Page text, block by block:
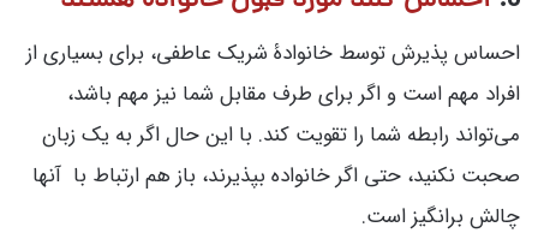
احساس پذیرش توسط خانوادۀ شریک عاطفی، برای بسیاری از
افراد مهم است و اگر برای طرف مقابل شما نیز مهم باشد،
می‌تواند رابطه شما را تقویت کند. با این حال اگر به یک زبان
صحبت نکنید، حتی اگر خانواده بپذیرند، باز هم ارتباط با آنها
چالش برانگیز است.